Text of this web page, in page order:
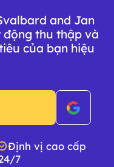
and Jan
thu thập và
của bạn hiệu
Định vị cao cấp
7